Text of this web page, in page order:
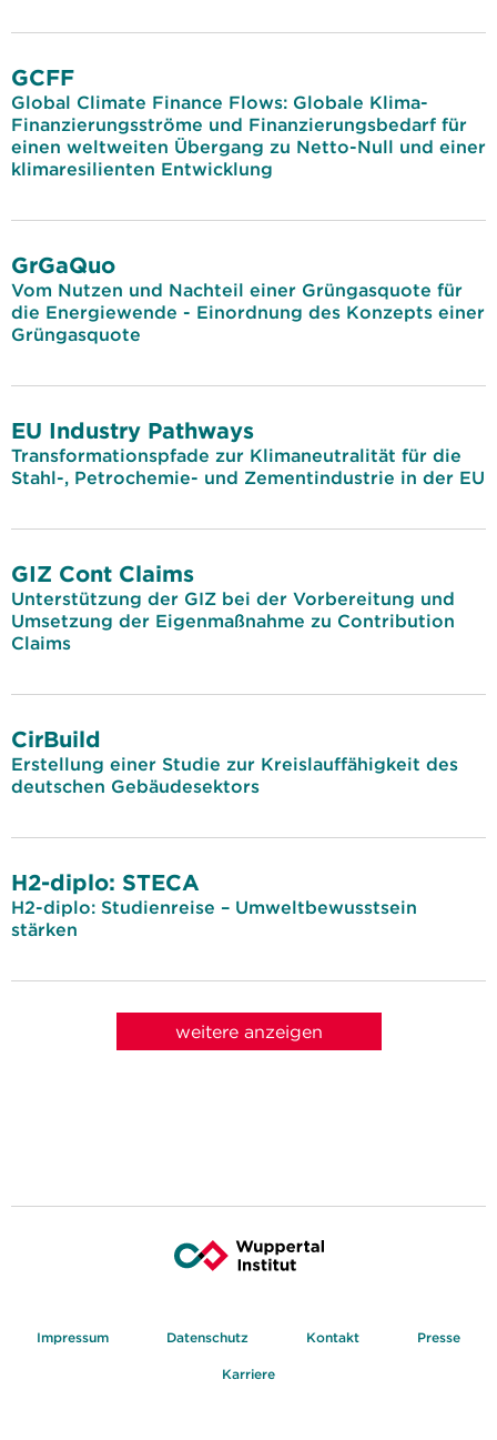
GCFF
Global Climate Finance Flows: Globale Klima-
Finanzierungsströme und Finanzierungsbedarf für
einen weltweiten Übergang zu Netto-Null und einer
klimaresilienten Entwicklung
GrGaQuo
Vom Nutzen und Nachteil einer Grüngasquote für
die Energiewende - Einordnung des Konzepts einer
Grüngasquote
EU Industry Pathways
Transformationspfade zur Klimaneutralität für die
Stahl-, Petrochemie- und Zementindustrie in der EU
GIZ Cont Claims
Unterstützung der GIZ bei der Vorbereitung und
Umsetzung der Eigenmaßnahme zu Contribution
Claims
CirBuild
Erstellung einer Studie zur Kreislauffähigkeit des
deutschen Gebäudesektors
H2-diplo: STECA
H2-diplo: Studienreise – Umweltbewusstsein
stärken
weitere anzeigen
Impressum Datenschutz Kontakt Presse
Karriere